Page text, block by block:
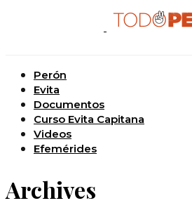
Perón
Evita
Documentos
Curso Evita Capitana
Videos
Efemérides
Archives